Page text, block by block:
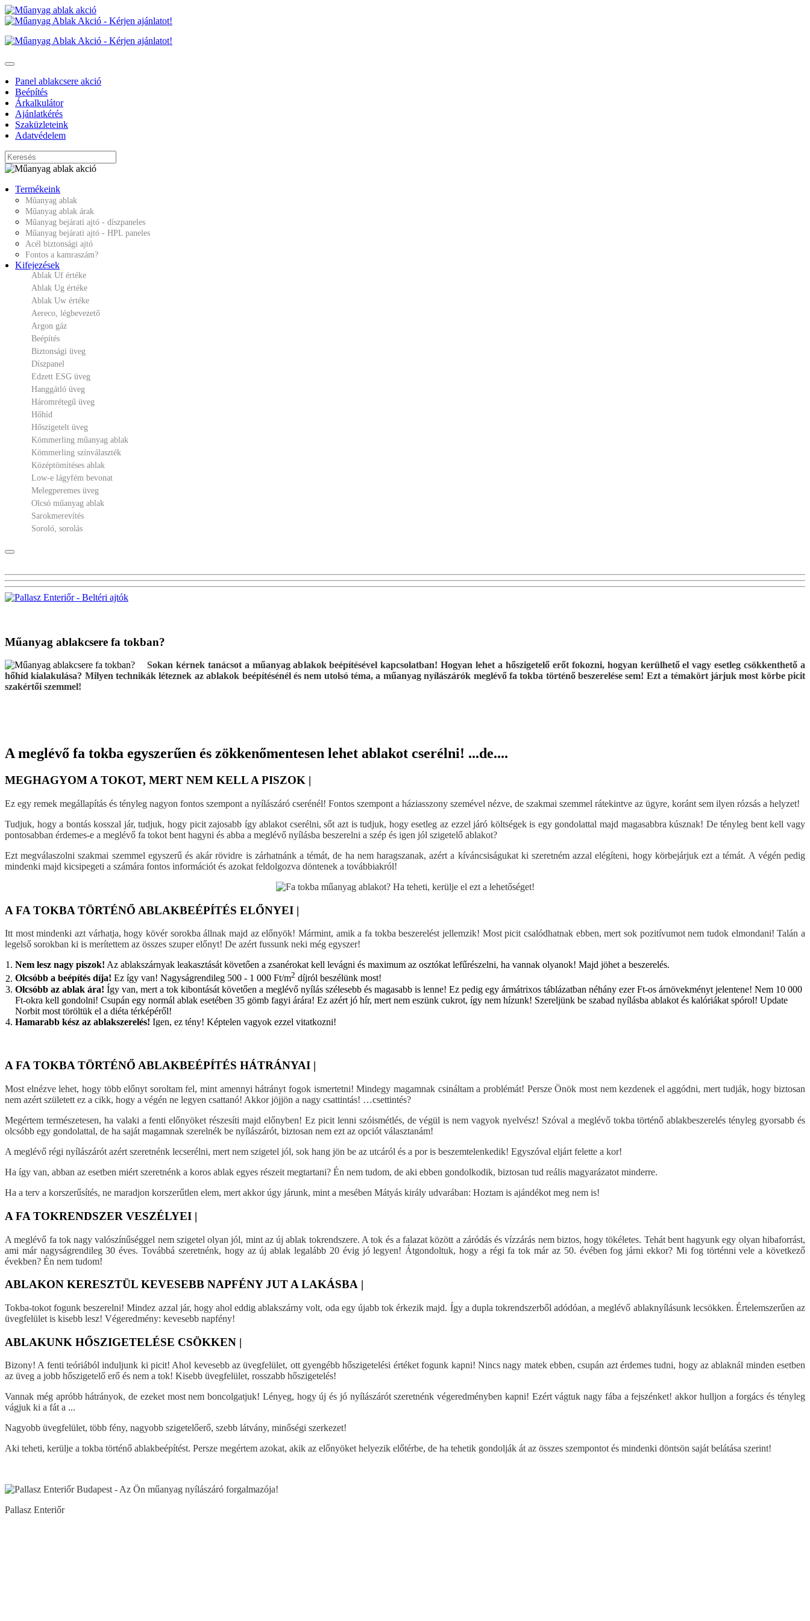
Panel ablakcsere akció
Beépítés
Árkalkulátor
Ajánlatkérés
Szaküzleteink
Adatvédelem
Termékeink
Műanyag ablak
Műanyag ablak árak
Műanyag bejárati ajtó - díszpaneles
Műanyag bejárati ajtó - HPL paneles
Acél biztonsági ajtó
Fontos a kamraszám?
Kifejezések
Ablak Uf értéke
Ablak Ug értéke
Ablak Uw értéke
Aereco, légbevezető
Argon gáz
Beépítés
Biztonsági üveg
Díszpanel
Edzett ESG üveg
Hanggátló üveg
Háromrétegű üveg
Hőhíd
Hőszigetelt üveg
Kömmerling műanyag ablak
Kömmerling színválaszték
Középtömítéses ablak
Low-e lágyfém bevonat
Melegperemes üveg
Olcsó műanyag ablak
Sarokmerevítés
Soroló, sorolás
Műanyag ablakcsere fa tokban?
Sokan kérnek tanácsot a műanyag ablakok beépítésével kapcsolatban! Hogyan lehet a hőszigetelő erőt fokozni, hogyan kerülhető el vagy esetleg csökkenthető a
hőhíd kialakulása? Milyen technikák léteznek az ablakok beépítésénél és nem utolsó téma, a műanyag nyílászárók meglévő fa tokba történő beszerelése sem! Ezt a témakört járjuk most körbe picit
szakértői szemmel!
A meglévő fa tokba egyszerűen és zökkenőmentesen lehet ablakot cserélni! ...de....
MEGHAGYOM A TOKOT, MERT NEM KELL A PISZOK |
Ez egy remek megállapítás és tényleg nagyon fontos szempont a nyílászáró cserénél! Fontos szempont a háziasszony szemével nézve, de szakmai szemmel rátekintve az ügyre, koránt sem ilyen rózsás a helyzet!
Tudjuk, hogy a bontás kosszal jár, tudjuk, hogy picit zajosabb így ablakot cserélni, sőt azt is tudjuk, hogy esetleg az ezzel járó költségek is egy gondolattal majd magasabbra kúsznak! De tényleg bent kell vagy
pontosabban érdemes-e a meglévő fa tokot bent hagyni és abba a meglévő nyílásba beszerelni a szép és igen jól szigetelő ablakot?
Ezt megválaszolni szakmai szemmel egyszerű és akár rövidre is zárhatnánk a témát, de ha nem haragszanak, azért a kíváncsiságukat ki szeretném azzal elégíteni, hogy körbejárjuk ezt a témát. A végén pedig
mindenki majd kicsipegeti a számára fontos információt és azokat feldolgozva döntenek a továbbiakról!
A FA TOKBA TÖRTÉNŐ ABLAKBEÉPÍTÉS ELŐNYEI |
Itt most mindenki azt várhatja, hogy kövér sorokba állnak majd az előnyök! Mármint, amik a fa tokba beszerelést jellemzik! Most picit csalódhatnak ebben, mert sok pozitívumot nem tudok elmondani! Talán a
legelső sorokban ki is merítettem az összes szuper előnyt! De azért fussunk neki még egyszer!
Nem lesz nagy piszok! Az ablakszárnyak leakasztását követően a zsanérokat kell levágni és maximum az osztókat lefűrészelni, ha vannak olyanok! Majd jöhet a beszerelés.
Olcsóbb a beépítés díja! Ez így van! Nagyságrendileg 500 - 1 000 Ft/m2 díjról beszélünk most!
Olcsóbb az ablak ára! Így van, mert a tok kibontását követően a meglévő nyílás szélesebb és magasabb is lenne! Ez pedig egy ármátrixos táblázatban néhány ezer Ft-os árnövekményt jelentene! Nem 10 000
Ft-okra kell gondolni! Csupán egy normál ablak esetében 35 gömb fagyi árára! Ez azért jó hír, mert nem eszünk cukrot, így nem hízunk! Szereljünk be szabad nyílásba ablakot és kalóriákat spórol! Update
Norbit most töröltük el a diéta térképéről!
Hamarabb kész az ablakszerelés! Igen, ez tény! Képtelen vagyok ezzel vitatkozni!
A FA TOKBA TÖRTÉNŐ ABLAKBEÉPÍTÉS HÁTRÁNYAI |
Most elnézve lehet, hogy több előnyt soroltam fel, mint amennyi hátrányt fogok ismertetni! Mindegy magamnak csináltam a problémát! Persze Önök most nem kezdenek el aggódni, mert tudják, hogy biztosan
nem azért született ez a cikk, hogy a végén ne legyen csattanó! Akkor jöjjön a nagy csattintás! …csettintés?
Megértem természetesen, ha valaki a fenti előnyöket részesíti majd előnyben! Ez picit lenni szóismétlés, de végül is nem vagyok nyelvész! Szóval a meglévő tokba történő ablakbeszerelés tényleg gyorsabb és
olcsóbb egy gondolattal, de ha saját magamnak szerelnék be nyílászárót, biztosan nem ezt az opciót választanám!
A meglévő régi nyílászárót azért szeretnénk lecserélni, mert nem szigetel jól, sok hang jön be az utcáról és a por is beszemtelenkedik! Egyszóval eljárt felette a kor!
Ha így van, abban az esetben miért szeretnénk a koros ablak egyes részeit megtartani? Én nem tudom, de aki ebben gondolkodik, biztosan tud reális magyarázatot minderre.
Ha a terv a korszerűsítés, ne maradjon korszerűtlen elem, mert akkor úgy járunk, mint a mesében Mátyás király udvarában: Hoztam is ajándékot meg nem is!
A FA TOKRENDSZER VESZÉLYEI |
A meglévő fa tok nagy valószínűséggel nem szigetel olyan jól, mint az új ablak tokrendszere. A tok és a falazat között a záródás és vízzárás nem biztos, hogy tökéletes. Tehát bent hagyunk egy olyan hibaforrást,
ami már nagyságrendileg 30 éves. Továbbá szeretnénk, hogy az új ablak legalább 20 évig jó legyen! Átgondoltuk, hogy a régi fa tok már az 50. évében fog járni ekkor? Mi fog történni vele a következő
években? Én nem tudom!
ABLAKON KERESZTÜL KEVESEBB NAPFÉNY JUT A LAKÁSBA |
Tokba-tokot fogunk beszerelni! Mindez azzal jár, hogy ahol eddig ablakszárny volt, oda egy újabb tok érkezik majd. Így a dupla tokrendszerből adódóan, a meglévő ablaknyílásunk lecsökken. Értelemszerűen az
üvegfelület is kisebb lesz! Végeredmény: kevesebb napfény!
ABLAKUNK HŐSZIGETELÉSE CSÖKKEN |
Bizony! A fenti teóriából induljunk ki picit! Ahol kevesebb az üvegfelület, ott gyengébb hőszigetelési értéket fogunk kapni! Nincs nagy matek ebben, csupán azt érdemes tudni, hogy az ablaknál minden esetben
az üveg a jobb hőszigetelő erő és nem a tok! Kisebb üvegfelület, rosszabb hőszigetelés!
Vannak még apróbb hátrányok, de ezeket most nem boncolgatjuk! Lényeg, hogy új és jó nyílászárót szeretnénk végeredményben kapni! Ezért vágtuk nagy fába a fejszénket! akkor hulljon a forgács és tényleg
vágjuk ki a fát a ...
Nagyobb üvegfelület, több fény, nagyobb szigetelőerő, szebb látvány, minőségi szerkezet!
Aki teheti, kerülje a tokba történő ablakbeépítést. Persze megértem azokat, akik az előnyöket helyezik előtérbe, de ha tehetik gondolják át az összes szempontot és mindenki döntsön saját belátása szerint!
Pallasz Enteriőr